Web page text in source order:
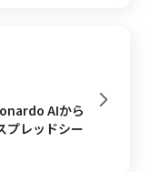
AIから
レッドシー